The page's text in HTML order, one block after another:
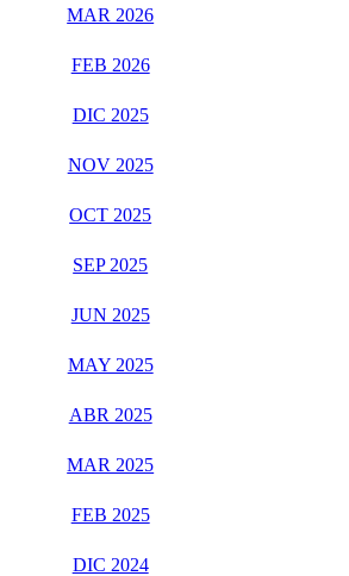
MAR 2026
FEB 2026
DIC 2025
NOV 2025
OCT 2025
SEP 2025
JUN 2025
MAY 2025
ABR 2025
MAR 2025
FEB 2025
DIC 2024